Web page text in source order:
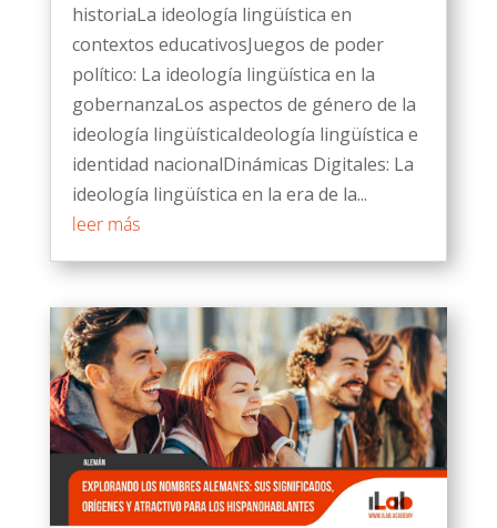
historiaLa ideología lingüística en
contextos educativosJuegos de poder
político: La ideología lingüística en la
gobernanzaLos aspectos de género de la
ideología lingüísticaIdeología lingüística e
identidad nacionalDinámicas Digitales: La
ideología lingüística en la era de la...
leer más